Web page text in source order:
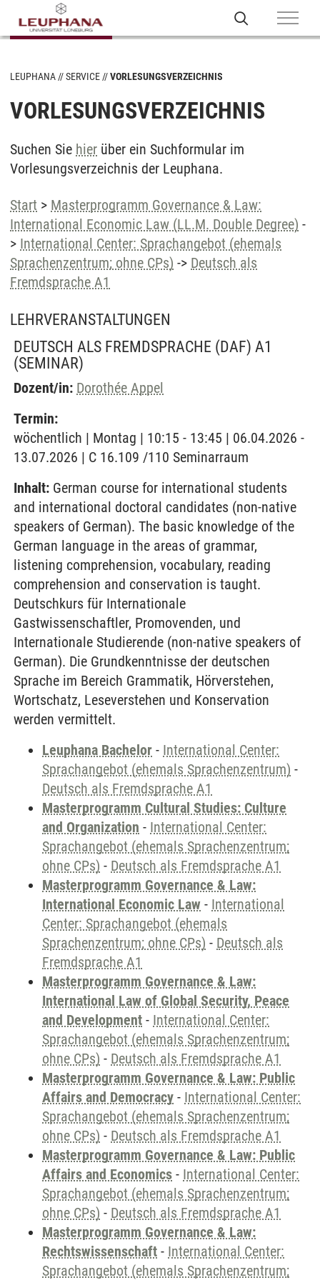
LEUPHANA SERVICE VORLESUNGSVERZEICHNIS
VORLESUNGSVERZEICHNIS
Suchen Sie hier über ein Suchformular im
Vorlesungsverzeichnis der Leuphana.
Start > Masterprogramm Governance & Law:
International Economic Law (LL.M. Double Degree) -
> International Center: Sprachangebot (ehemals
Sprachenzentrum; ohne CPs) -> Deutsch als
Fremdsprache A1
LEHRVERANSTALTUNGEN
DEUTSCH ALS FREMDSPRACHE (DAF) A1
(SEMINAR)
Dozent/in: Dorothée Appel
Termin:
wöchentlich | Montag | 10:15 - 13:45 | 06.04.2026 -
13.07.2026 | C 16.109 /110 Seminarraum
Inhalt: German course for international students
and international doctoral candidates (non-native
speakers of German). The basic knowledge of the
German language in the areas of grammar,
listening comprehension, vocabulary, reading
comprehension and conservation is taught.
Deutschkurs für Internationale
Gastwissenschaftler, Promovenden, und
Internationale Studierende (non-native speakers of
German). Die Grundkenntnisse der deutschen
Sprache im Bereich Grammatik, Hörverstehen,
Wortschatz, Leseverstehen und Konservation
werden vermittelt.
Leuphana Bachelor - International Center:
Sprachangebot (ehemals Sprachenzentrum) -
Deutsch als Fremdsprache A1
Masterprogramm Cultural Studies: Culture
and Organization - International Center:
Sprachangebot (ehemals Sprachenzentrum;
ohne CPs) - Deutsch als Fremdsprache A1
Masterprogramm Governance & Law:
International Economic Law - International
Center: Sprachangebot (ehemals
Sprachenzentrum; ohne CPs) - Deutsch als
Fremdsprache A1
Masterprogramm Governance & Law:
International Law of Global Security, Peace
and Development - International Center:
Sprachangebot (ehemals Sprachenzentrum;
ohne CPs) - Deutsch als Fremdsprache A1
Masterprogramm Governance & Law: Public
Affairs and Democracy - International Center:
Sprachangebot (ehemals Sprachenzentrum;
ohne CPs) - Deutsch als Fremdsprache A1
Masterprogramm Governance & Law: Public
Affairs and Economics - International Center:
Sprachangebot (ehemals Sprachenzentrum;
ohne CPs) - Deutsch als Fremdsprache A1
Masterprogramm Governance & Law:
Rechtswissenschaft - International Center:
Sprachangebot (ehemals Sprachenzentrum;